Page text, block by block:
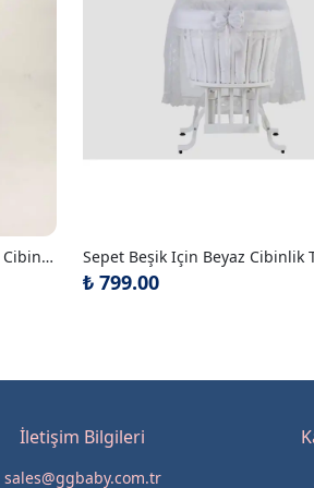
Yeşil Şifon Beşik Cibinliği Ve Metal Cibinlik Askısı
₺ 799.00
İletişim Bilgileri
sales@ggbaby.com.tr